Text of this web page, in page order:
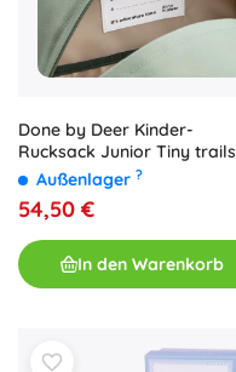
Done by Deer Kinder-
Rucksack Junior Tiny trails
grün 13 l
Außenlager ?
54,50 €
In den Warenkorb